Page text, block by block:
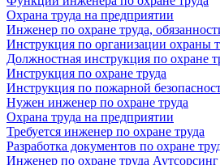
Охрана труда на предприятии
Инженер по охране труда,
Инструкция по организации охраны
Должностная инструкция по охране
Инструкция по охране труда
Инструкция по пожарной
Нужен инженер по охране труда
Охрана труда на предприятии
Требуется инженер по охране труда
Разработка документов по охране
Инженер по охране труда Аутсорсинг